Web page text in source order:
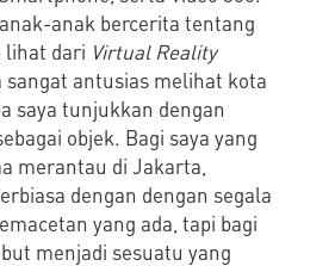
anak bercerita tentang
lihat dari Virtual Reality
antusias melihat kota
saya tunjukkan dengan
objek. Bagi saya yang
merantau di Jakarta,
dengan dengan segala
yang ada, tapi bagi
menjadi sesuatu yang